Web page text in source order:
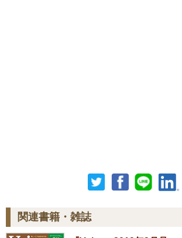
関連書籍・雑誌